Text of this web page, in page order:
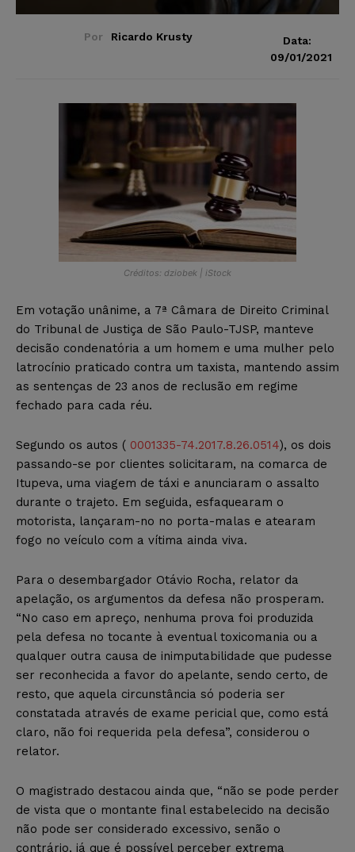
Por Ricardo Krusty
Data:
09/01/2021
Créditos: dziobek | iStock
Em votação unânime, a 7ª Câmara de Direito Criminal
do Tribunal de Justiça de São Paulo-TJSP, manteve
decisão condenatória a um homem e uma mulher pelo
latrocínio praticado contra um taxista, mantendo assim
as sentenças de 23 anos de reclusão em regime
fechado para cada réu.
Segundo os autos ( 0001335-74.2017.8.26.0514), os dois
passando-se por clientes solicitaram, na comarca de
Itupeva, uma viagem de táxi e anunciaram o assalto
durante o trajeto. Em seguida, esfaquearam o
motorista, lançaram-no no porta-malas e atearam
fogo no veículo com a vítima ainda viva.
Para o desembargador Otávio Rocha, relator da
apelação, os argumentos da defesa não prosperam.
“No caso em apreço, nenhuma prova foi produzida
pela defesa no tocante à eventual toxicomania ou a
qualquer outra causa de inimputabilidade que pudesse
ser reconhecida a favor do apelante, sendo certo, de
resto, que aquela circunstância só poderia ser
constatada através de exame pericial que, como está
claro, não foi requerida pela defesa”, considerou o
relator.
O magistrado destacou ainda que, “não se pode perder
de vista que o montante final estabelecido na decisão
não pode ser considerado excessivo, senão o
contrário, já que é possível perceber extrema